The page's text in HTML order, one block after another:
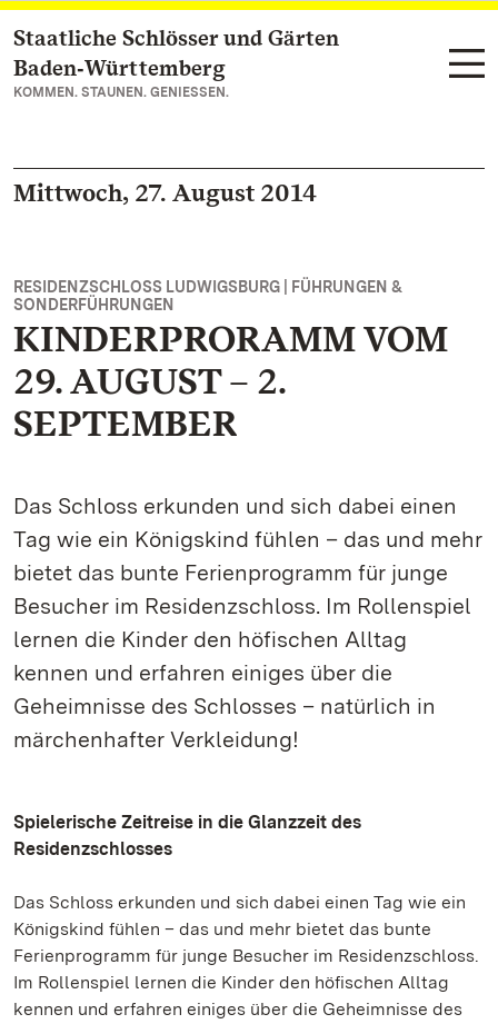
Zum Hauptinhalt springen
Staatliche Schlösser und Gärten
Baden‑Württemberg
KOMMEN. STAUNEN. GENIESSEN.
Mittwoch, 27. August 2014
RESIDENZSCHLOSS LUDWIGSBURG | FÜHRUNGEN &
SONDERFÜHRUNGEN
KINDERPRORAMM VOM
29. AUGUST – 2.
SEPTEMBER
Das Schloss erkunden und sich dabei einen
Tag wie ein Königskind fühlen – das und mehr
bietet das bunte Ferienprogramm für junge
Besucher im Residenzschloss. Im Rollenspiel
lernen die Kinder den höfischen Alltag
kennen und erfahren einiges über die
Geheimnisse des Schlosses – natürlich in
märchenhafter Verkleidung!
Spielerische Zeitreise in die Glanzzeit des
Residenzschlosses
Das Schloss erkunden und sich dabei einen Tag wie ein
Königskind fühlen – das und mehr bietet das bunte
Ferienprogramm für junge Besucher im Residenzschloss.
Im Rollenspiel lernen die Kinder den höfischen Alltag
kennen und erfahren einiges über die Geheimnisse des